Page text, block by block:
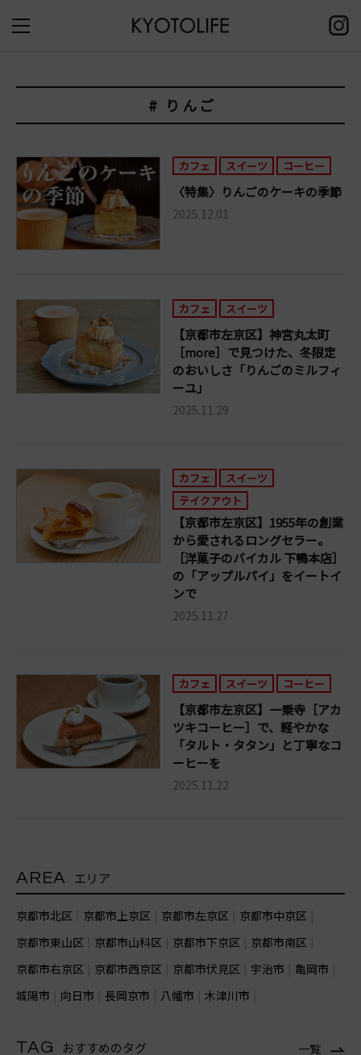
# りんご
カフェ スイーツ コーヒー
〈特集〉りんごのケーキの季節
2025.12.01
カフェ スイーツ
【京都市左京区】神宮丸太町
［more］で見つけた、冬限定
のおいしさ「りんごのミルフィ
ーユ」
2025.11.29
カフェ
スイーツ
テイクアウト
【京都市左京区】1955年の創業
から愛されるロングセラー。
［洋菓子のバイカル 下鴨本店］
の「アップルパイ」をイートイ
ンで
2025.11.27
カフェ スイーツ コーヒー
【京都市左京区】一乗寺［アカ
ツキコーヒー］で、軽やかな
「タルト・タタン」と丁寧なコ
ーヒーを
2025.11.22
AREA エリア
京都市北区 京都市上京区 京都市左京区
京都市中京区
京都市東山区
京都市山科区 京都市下京区
京都市南区
京都市右京区
京都市西京区 京都市伏見区 宇治市
亀岡市
城陽市
向日市 長岡京市 八幡市 木津川市
TAG おすすめのタグ 一覧